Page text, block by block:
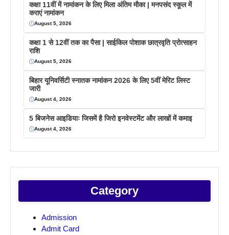
कक्षा 11वीं में नामांकन के लिए मिला अंतिम मौका | मनपसंद स्कूल में
कराएं नामांकन
August 5, 2026
कक्षा 1 से 12वीं तक का पैसा | साईकिल पोशाक छात्रवृति प्रोत्साहन
राशि
August 5, 2026
बिहार यूनिवर्सिटी स्नातक नामांकन 2026 के लिए 5वीं मेरिट लिस्ट
जारी
August 4, 2026
5 बिजनेस आइडियाः जिसमें है जिरो इनवेस्टमेंट और लाखों में कमाइ
August 4, 2026
Category
Admission
Admit Card